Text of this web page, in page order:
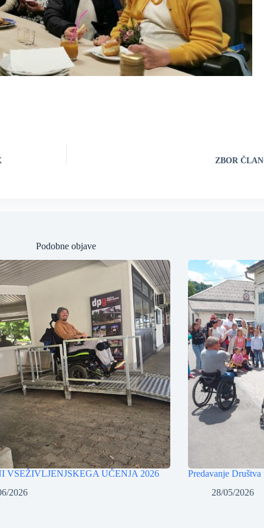
ZBOR
Podobne objave
VSEŽIVLJENJSKEGA UČENJA 2026
2026
Predavanje
28/05/2026